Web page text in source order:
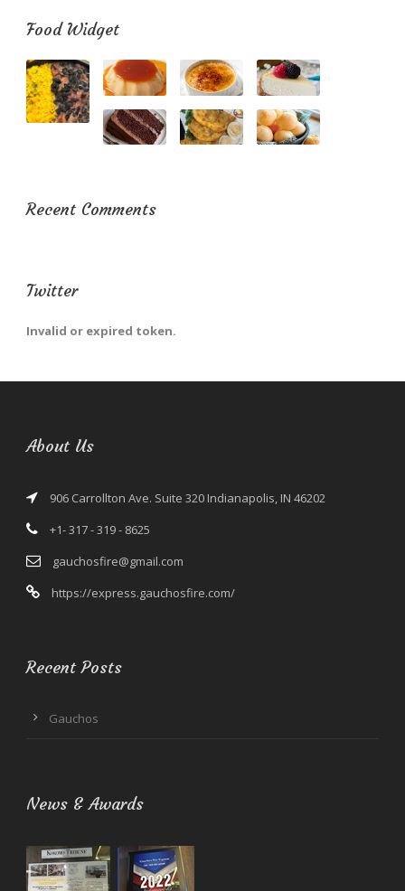
Food Widget
Recent Comments
Twitter
Invalid or expired token.
About Us
906 Carrollton Ave. Suite 320 Indianapolis, IN 46202
+1- 317 - 319 - 8625
gauchosfire@gmail.com
https://express.gauchosfire.com/
Recent Posts
Gauchos
News & Awards